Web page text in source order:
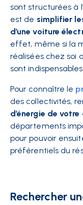
sont structurées à
est de simplifier
d’une voiture
effet, même si la
réalisées chez soi
sont
Pour connaître le
des collectivités,
d’énergie de
départements
pour pouvoir
préférentiels du
Rechercher